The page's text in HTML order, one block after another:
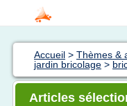
Accueil > Thèmes &
jardin bricolage >
Articles